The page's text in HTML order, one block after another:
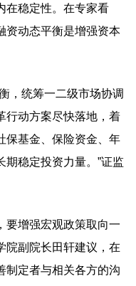
稳定性。在专家看
资动态平衡是增强资本
统筹一二级市场协调
行动方案尽快落地，着
保基金、保险资金、年
期稳定投资力量。”证监
增强宏观政策取向一
院副院长田轩建议，在
制定者与相关各方的沟